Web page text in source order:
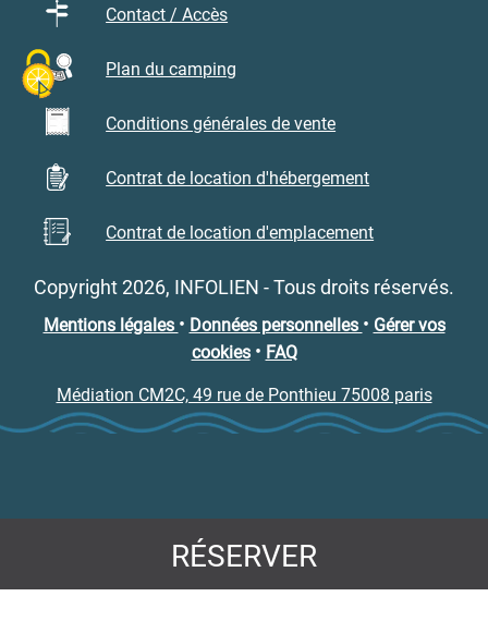
Contact / Accès
Plan du camping
Conditions générales de vente
Contrat de location d'hébergement
Contrat de location d'emplacement
Copyright 2026, INFOLIEN - Tous droits réservés.
Mentions légales • Données personnelles • Gérer vos
cookies• FAQ
Médiation CM2C, 49 rue de Ponthieu 75008 paris
RÉSERVER